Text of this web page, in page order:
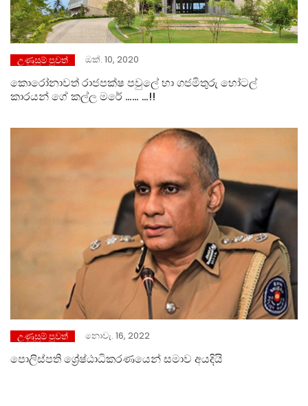
උණුසුම් පුවත් ඔක්. 10, 2020
කොරෝනාවත් රාජපක්ෂ පවුලේ හා ගජමිතුරු හෝටල්
කාරයන් ගේ කල්ල මරේ …… …!!
උණුසුම් පුවත් නොවැ. 16, 2022
පොලිස්පති ශ්‍රේෂ්ඨාධිකරණයෙන් සමාව අයදියි